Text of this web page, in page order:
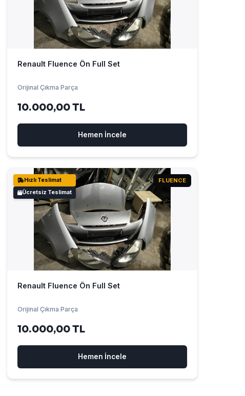
Renault Fluence Ön Full Set
Orijinal Çıkma Parça
10.000,00 TL
Hemen İncele
Hızlı Teslimat
Ücretsiz Teslimat
FLUENCE
Renault Fluence Ön Full Set
Orijinal Çıkma Parça
10.000,00 TL
Hemen İncele